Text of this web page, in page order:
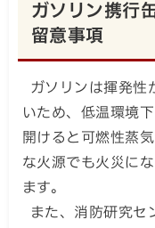
ガソリン携行
留意事項
ガソリンは揮発性
いため、低温環境
開けると可燃性蒸
な火源でも火災に
ます。
また、消防研究セ